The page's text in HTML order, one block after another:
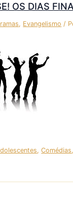
OS DIAS
, Evangelismo /
,Comédias,